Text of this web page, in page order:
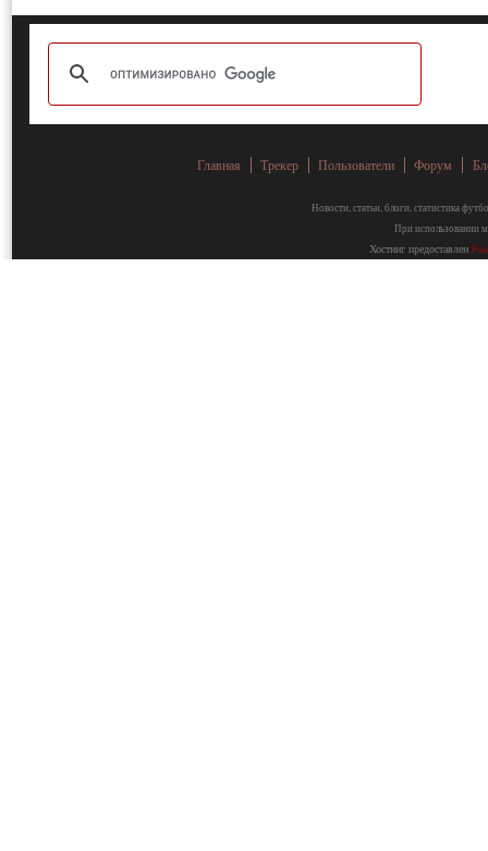
Главная Трекер Пользователи Форум
Новости, статьи, блоги, статистика
При использовании
Хостинг предоставлен